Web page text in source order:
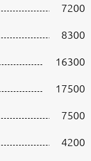
7200
8300
16300
17500
7500
4200